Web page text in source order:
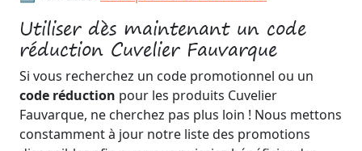
Utiliser dès maintenant un code
réduction Cuvelier Fauvarque
Si vous recherchez un code promotionnel ou un
code réduction pour les produits Cuvelier
Fauvarque, ne cherchez pas plus loin ! Nous mettons
constamment à jour notre liste des promotions